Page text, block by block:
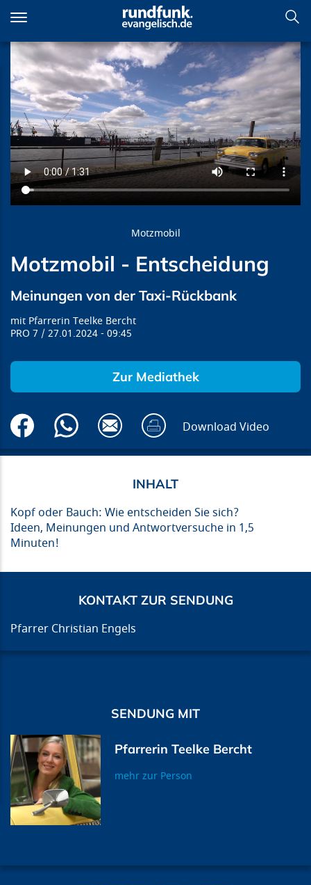
zum
Inhalt
Motzmobil - Entscheidung
Motzmobil
Motzmobil - Entscheidung
Meinungen von der Taxi-Rückbank
Pfarrerin Teelke Bercht
PRO 7
27.01.2024 09:45
Zur Mediathek
Download Video
Kopf oder Bauch: Wie entscheiden Sie sich?
Ideen, Meinungen und Antwortversuche in 1,5
Minuten!
KONTAKT ZUR SENDUNG
Pfarrer Christian Engels
SENDUNG MIT
Pfarrerin Teelke Bercht
mehr zur Person